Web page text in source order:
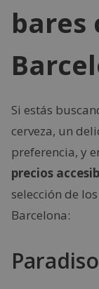
bares
Si estás
cerveza, un
preferencia, y
precios
selección de
Barcelona:
Paradiso